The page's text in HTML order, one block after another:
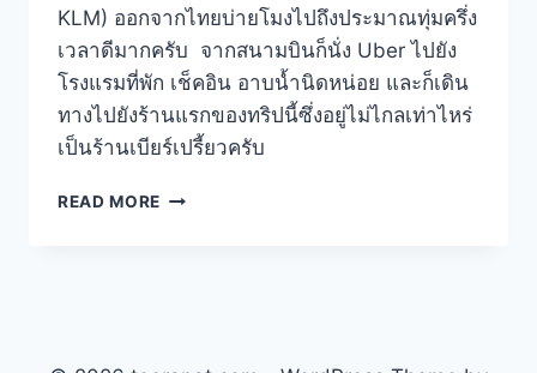
KLM) ออกจากไทยบ่ายโมงไปถึงประมาณทุ่มครึ่ง
เวลาดีมากครับ จากสนามบินก็นั่ง Uber ไปยัง
โรงแรมที่พัก เช็คอิน อาบน้ำนิดหน่อย และก็เดิน
ทางไปยังร้านแรกของทริปนี้ซึ่งอยู่ไม่ไกลเท่าไหร่
เป็นร้านเบียร์เปรี้ยวครับ
READ MORE FOEDERS